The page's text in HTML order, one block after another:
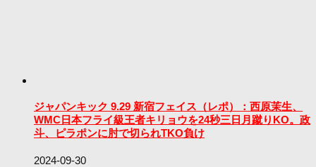
ジャパンキック 9.29 新宿フェイス（レポ）：西原茉生、
WMC日本フライ級王者キリョウを24秒三日月蹴りKO。政
斗、ピラポンに肘で切られTKO負け
2024-09-30